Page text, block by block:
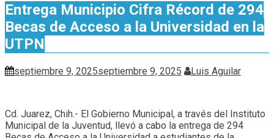
Entrega Municipio Cifra Récord de 294
Becas de Acceso a la Universidad en la
UTPN
septiembre 9, 2025septiembre 9, 2025 Luis Aguilar
Cd. Juarez, Chih.- El Gobierno Municipal, a través del Instituto
Municipal de la Juventud, llevó a cabo la entrega de 294